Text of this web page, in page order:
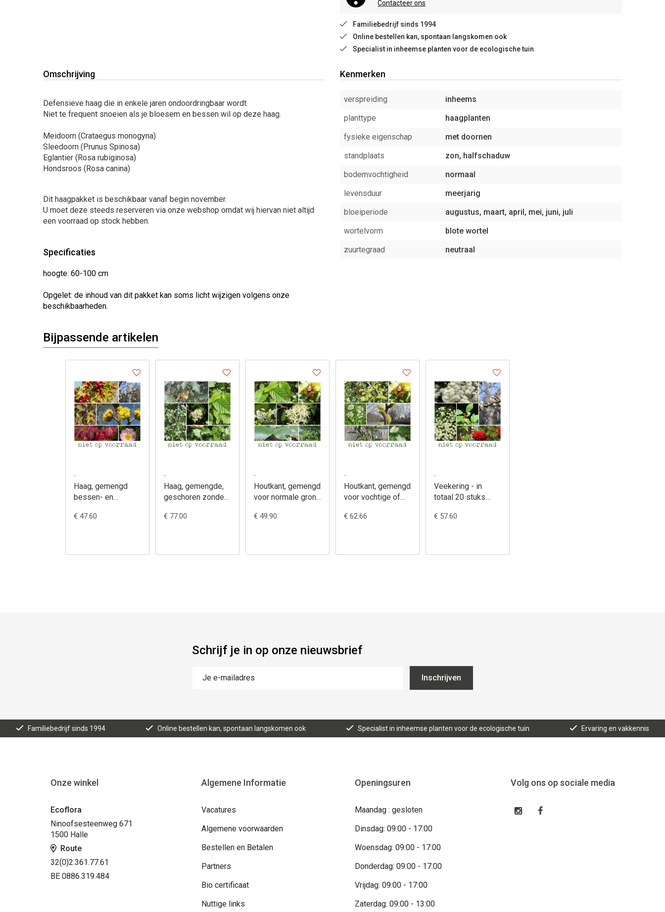
Contacteer ons
Familiebedrijf sinds 1994
Online bestellen kan, spontaan langskomen ook
Specialist in inheemse planten voor de ecologische tuin
Omschrijving
Defensieve haag die in enkele jaren ondoordringbaar wordt.
Niet te frequent snoeien als je bloesem en bessen wil op deze haag.
Meidoorn (Crataegus monogyna)
Sleedoorn (Prunus Spinosa)
Eglantier (Rosa rubiginosa)
Hondsroos (Rosa canina)
Dit haagpakket is beschikbaar vanaf begin november.
U moet deze steeds reserveren via onze webshop omdat wij hiervan niet altijd
een voorraad op stock hebben.
Specificaties
hoogte: 60-100 cm
Opgelet: de inhoud van dit pakket kan soms licht wijzigen volgens onze
beschikbaarheden.
Kenmerken
verspreiding
inheems
planttype
haagplanten
fysieke eigenschap
met doornen
standplaats
zon, halfschaduw
bodemvochtigheid
normaal
levensduur
meerjarig
bloeiperiode
augustus, maart, april, mei, juni, juli
wortelvorm
blote wortel
zuurtegraad
neutraal
Bijpassende artikelen
.
Haag, gemengd
bessen- en
15 stuks voor 5
€ 47.60
.
Haag, gemengde,
geschoren zonder
25 stuks voor 5
€ 77.00
.
Houtkant, gemengd
voor normale grond
voor 10 meter (in
€ 49.90
.
Houtkant, gemengd
voor vochtige of
totaal 25stuks voor
€ 62.66
.
Veekering - in
totaal 20 stuks
dubbele rij)
€ 57.60
Schrijf je in op onze nieuwsbrief
Inschrijven
Familiebedrijf sinds 1994 Online bestellen kan, spontaan langskomen ook Specialist in inheemse planten voor de ecologische tuin Ervaring en vakkennis
Onze winkel
Ecoflora
Ninoofsesteenweg 671
1500 Halle
Route
32(0)2.361.77.61
BE 0886.319.484
Algemene Informatie
Vacatures
Algemene voorwaarden
Bestellen en Betalen
Partners
Bio certificaat
Nuttige links
Openingsuren
Maandag : gesloten
Dinsdag: 09:00 - 17:00
Woensdag: 09:00 - 17:00
Donderdag: 09:00 - 17:00
Vrijdag: 09:00 - 17:00
Zaterdag: 09:00 - 13:00
Volg ons op sociale media